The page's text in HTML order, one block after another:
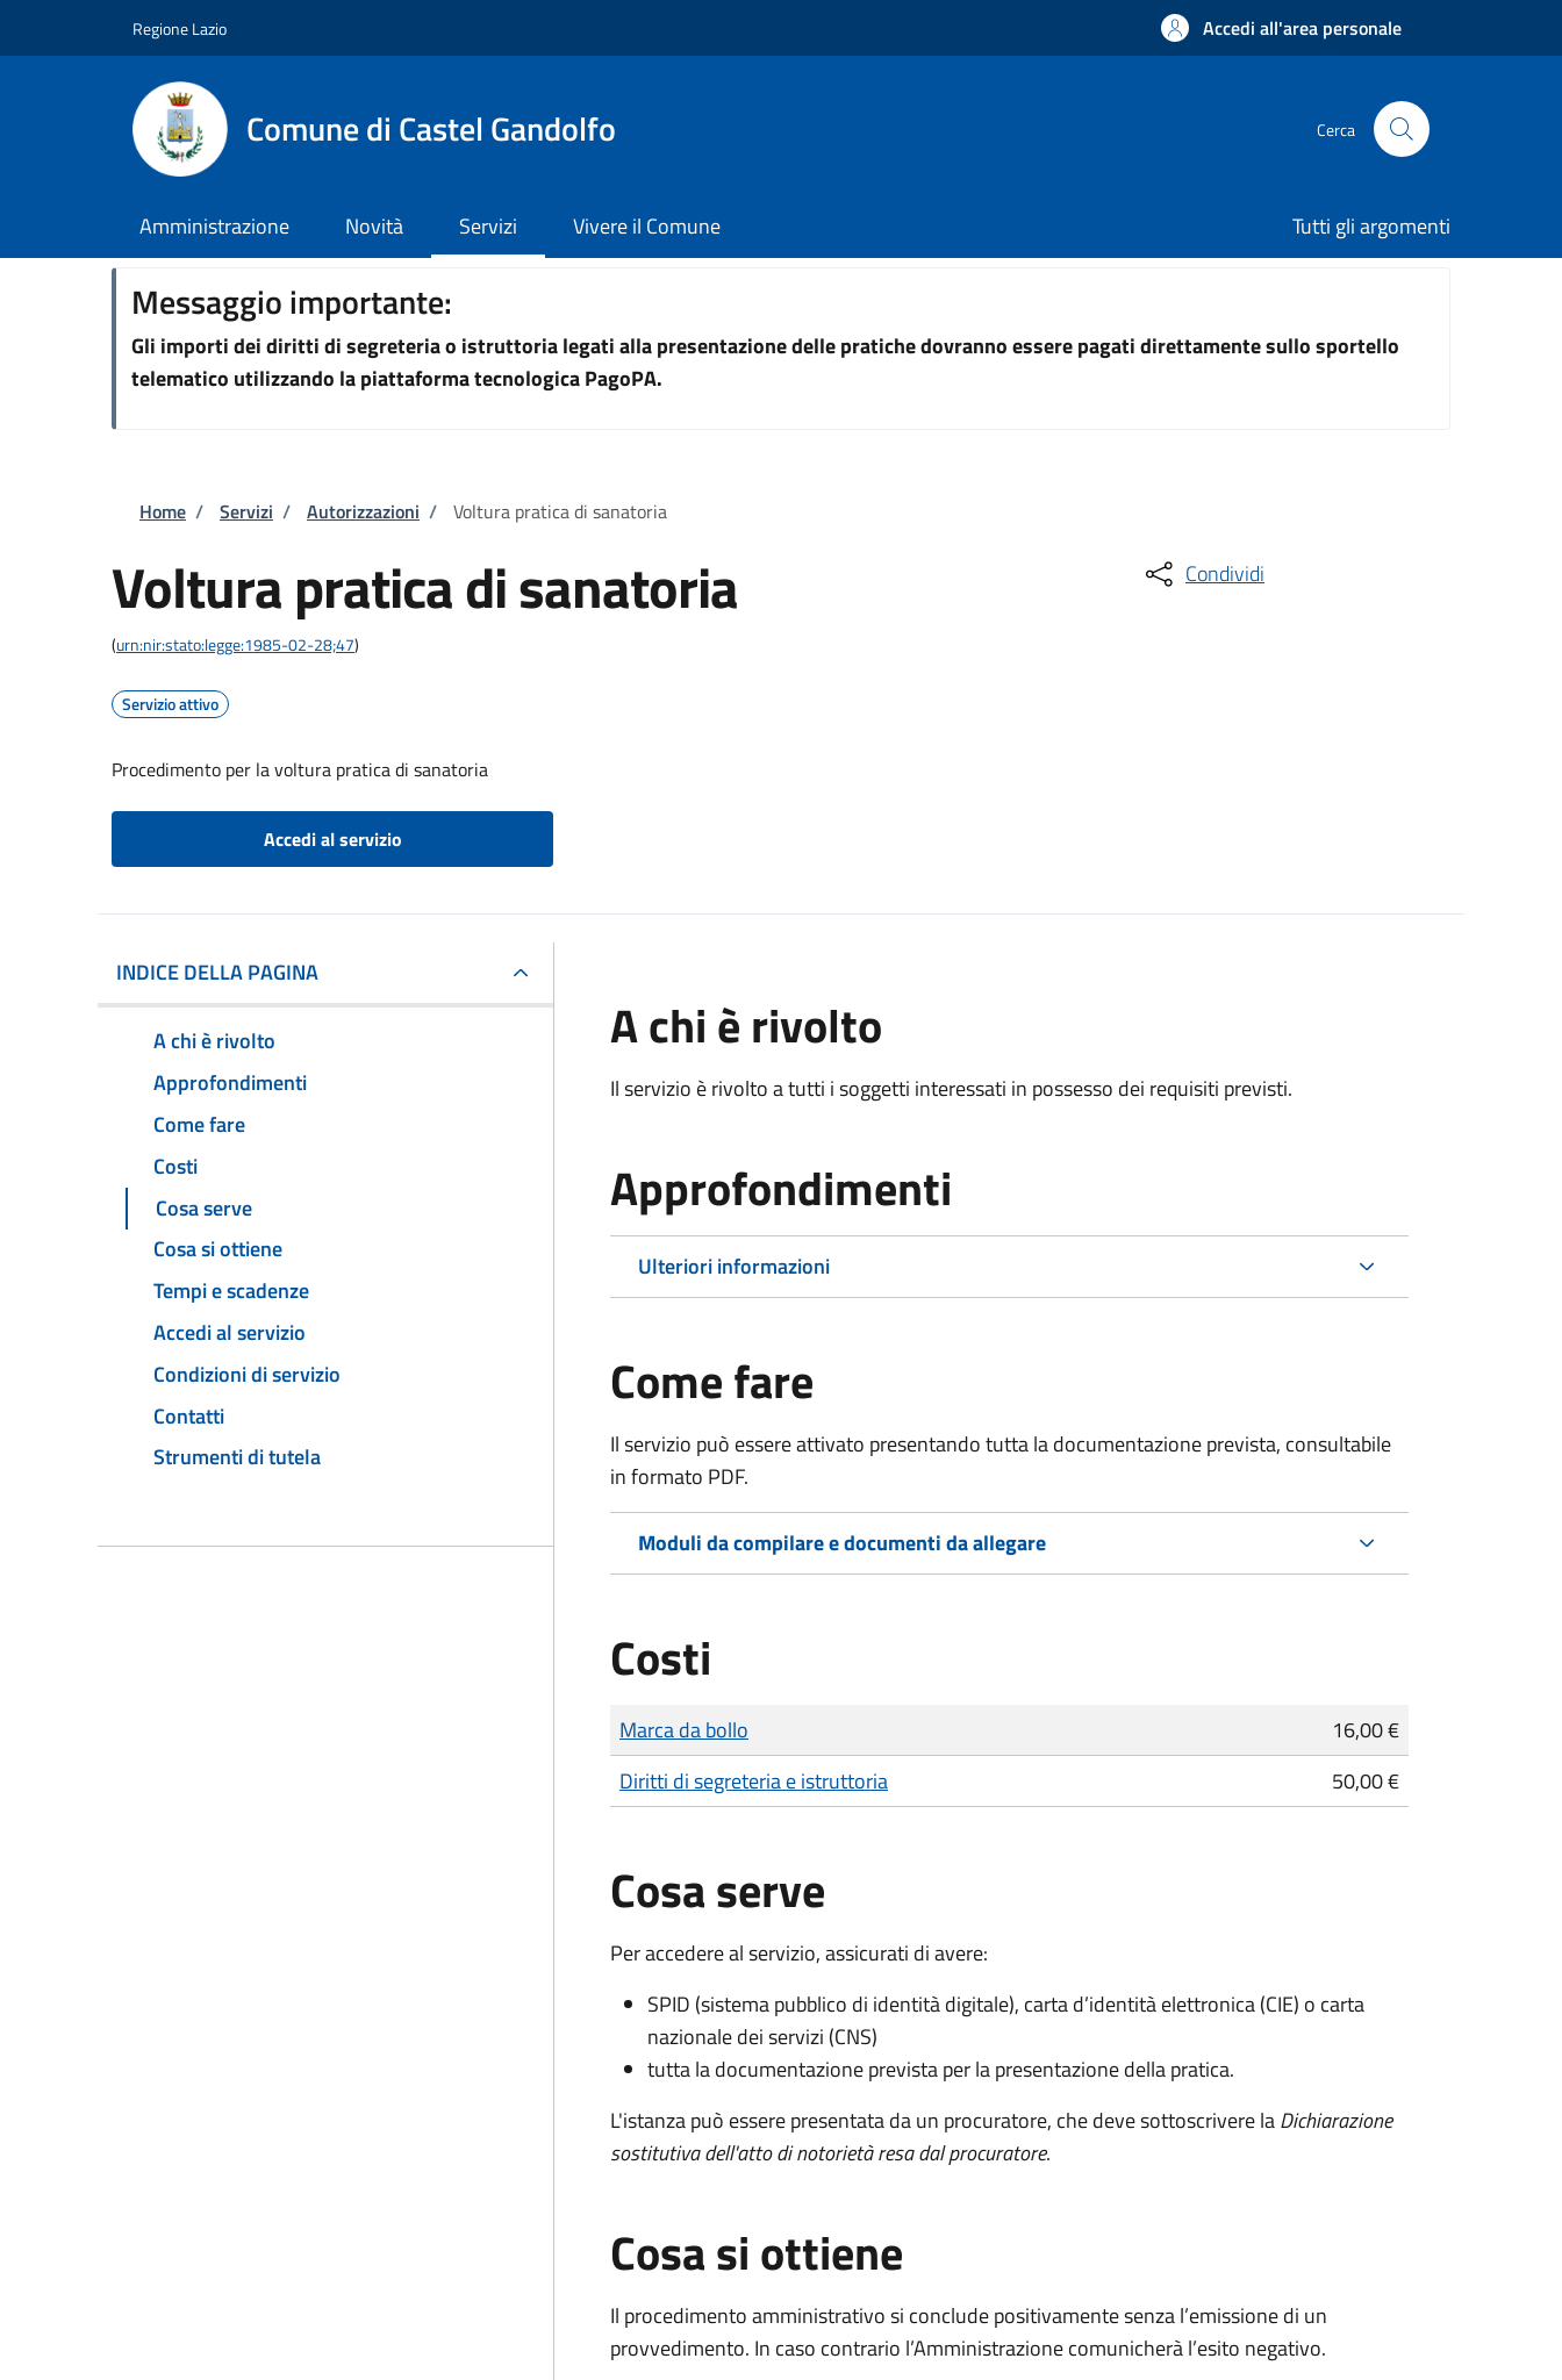
Regione Lazio Accedi all'area personale
Comune di Castel Gandolfo Cerca
Amministrazione Novità Servizi Vivere il Comune Tutti gli argomenti
Messaggio importante:
Gli importi dei diritti di segreteria o istruttoria legati alla presentazione delle pratiche dovranno essere pagati direttamente sullo sportello
telematico utilizzando la piattaforma tecnologica PagoPA.
Briciole di pane
Home / Servizi / Autorizzazioni / Voltura pratica di sanatoria
Voltura pratica di sanatoria
(urn:nir:stato:legge:1985-02-28;47)
Servizio attivo
Procedimento per la voltura pratica di sanatoria
Accedi al servizio
Condividi
INDICE DELLA PAGINA
A chi è rivolto
Approfondimenti
Come fare
Costi
Cosa serve
Cosa si ottiene
Tempi e scadenze
Accedi al servizio
Condizioni di servizio
Contatti
Strumenti di tutela
A chi è rivolto
Il servizio è rivolto a tutti i soggetti interessati in possesso dei requisiti previsti.
Approfondimenti
Ulteriori informazioni
Come fare
Il servizio può essere attivato presentando tutta la documentazione prevista, consultabile
in formato PDF.
Moduli da compilare e documenti da allegare
Costi
Tipo di pagamento
Importo
Marca da bollo
16,00 €
Diritti di segreteria e istruttoria
50,00 €
Cosa serve
Per accedere al servizio, assicurati di avere:
SPID (sistema pubblico di identità digitale), carta d’identità elettronica (CIE) o carta
nazionale dei servizi (CNS)
tutta la documentazione prevista per la presentazione della pratica.
L'istanza può essere presentata da un procuratore, che deve sottoscrivere laDichiarazione
sostitutiva dell'atto di notorietà resa dal procuratore.
Cosa si ottiene
Il procedimento amministrativo si conclude positivamente senza l’emissione di un
provvedimento. In caso contrario l’Amministrazione comunicherà l’esito negativo.